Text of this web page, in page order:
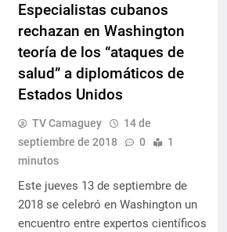
Especialistas cubanos
rechazan en Washington
teoría de los “ataques de
salud” a diplomáticos de
Estados Unidos
TV Camaguey
14 de
septiembre de 2018
0
1
minutos
Este jueves 13 de septiembre de
2018 se celebró en Washington un
encuentro entre expertos científicos